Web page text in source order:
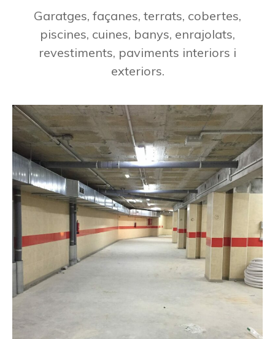
Garatges, façanes, terrats, cobertes,
piscines, cuines, banys, enrajolats,
revestiments, paviments interiors i
exteriors.